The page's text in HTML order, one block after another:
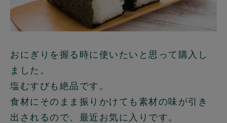
おにぎりを握る時に使いたいと思って購入し
ました。
塩むすびも絶品です。
食材にそのまま振りかけても素材の味が引き
出されるので、最近お気に入りです。